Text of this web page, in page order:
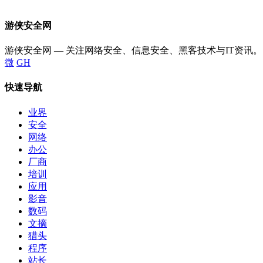
游侠安全网
游侠安全网 — 关注网络安全、信息安全、黑客技术与IT资讯。
微 GH
快速导航
业界
安全
网络
办公
厂商
培训
应用
影音
数码
文摘
猎头
程序
站长